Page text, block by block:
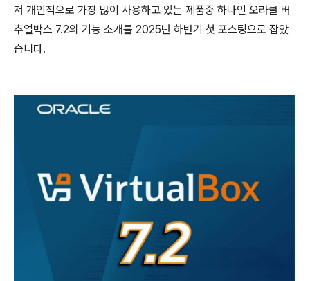
저 개인적으로 가장 많이 사용하고 있는 제품중 하나인 오라클 버
추얼박스 7.2의 기능 소개를 2025년 하반기 첫 포스팅으로 잡았
습니다.